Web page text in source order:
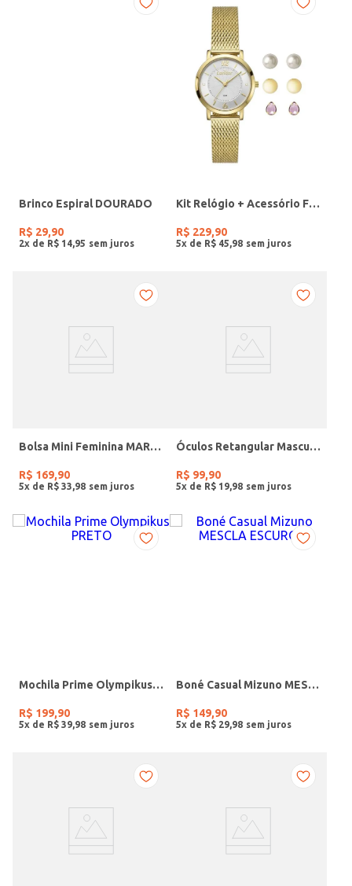
Brinco Espiral DOURADO
R$ 29,90
2x de R$ 14 95
Kit Relógio + Acessório Feminino DOURADO
R$ 229,90
5x de R$ 45 98
Bolsa Mini Feminina MARROM
R$ 169,90
5x de R$ 33 98
Óculos Retangular Masculino VERDE
R$ 99,90
5x de R$ 19 98
Mochila Prime Olympikus PRETO
R$ 199,90
5x de R$ 39 98
Boné Casual Mizuno MESCLA ESCURO
R$ 149,90
5x de R$ 29 98